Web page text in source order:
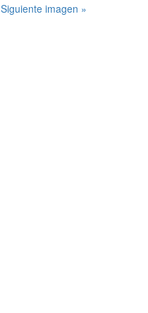
Siguiente imagen »